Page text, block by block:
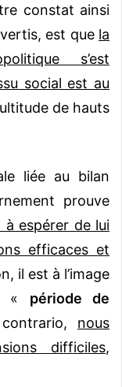
constat ainsi
est que la
s’est
social est au
de hauts
liée au bilan
prouve
à espérer de lui
efficaces et
il est à l’image
« période de
nous
difficiles,